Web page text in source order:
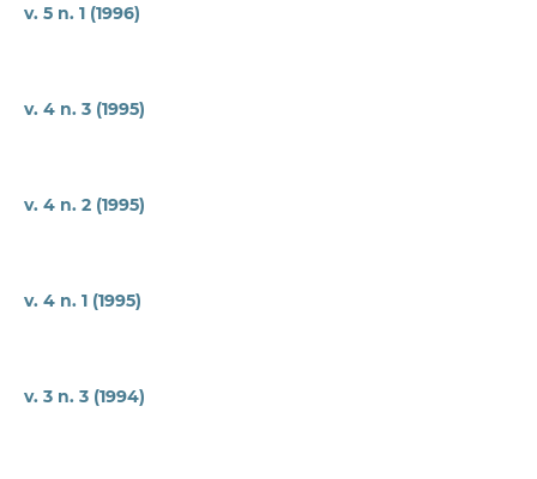
v. 5 n. 1 (1996)
v. 4 n. 3 (1995)
v. 4 n. 2 (1995)
v. 4 n. 1 (1995)
v. 3 n. 3 (1994)